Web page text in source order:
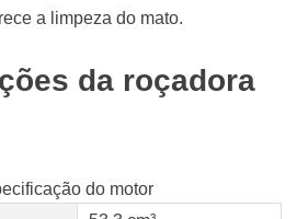
a limpeza do mato.
da roçadora
do motor